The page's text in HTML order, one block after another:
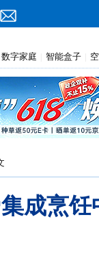
数字家庭 智能盒子
成烹